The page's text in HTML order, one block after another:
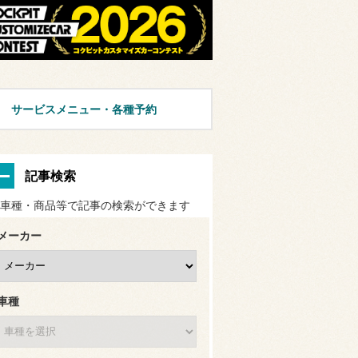
サービスメニュー・各種予約
記事検索
種・商品等で記事の検索ができます
ーカー
種